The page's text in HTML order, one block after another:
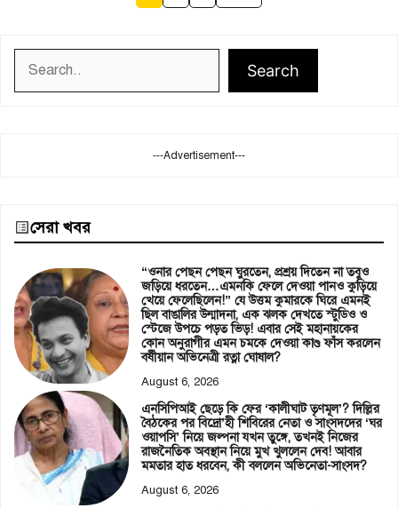
Search
---Advertisement---
সেরা খবর
“ওনার পেছন পেছন ঘুরতেন, প্রশ্রয় দিতেন না তবুও
জড়িয়ে ধরতেন…এমনকি ফেলে দেওয়া পানও কুড়িয়ে
খেয়ে ফেলেছিলেন!” যে উত্তম কুমারকে ঘিরে এমনই
ছিল বাঙালির উন্মাদনা, এক ঝলক দেখতে স্টুডিও ও
স্টেজে উপচে পড়ত ভিড়! এবার সেই মহানায়কের
কোন অনুরাগীর এমন চমকে দেওয়া কাণ্ড ফাঁস করলেন
বর্ষীয়ান অভিনেত্রী রত্না ঘোষাল?
August 6, 2026
এনসিপিআই ছেড়ে কি ফের ‘কালীঘাট তৃণমূল’? দিল্লির
বৈঠকের পর বিদ্রো’হী শিবিরের নেতা ও সাংসদদের ‘ঘর
ওয়াপসি’ নিয়ে জল্পনা যখন তুঙ্গে, তখনই নিজের
রাজনৈতিক অবস্থান নিয়ে মুখ খুললেন দেব! আবার
মমতার হাত ধরবেন, কী বললেন অভিনেতা-সাংসদ?
August 6, 2026